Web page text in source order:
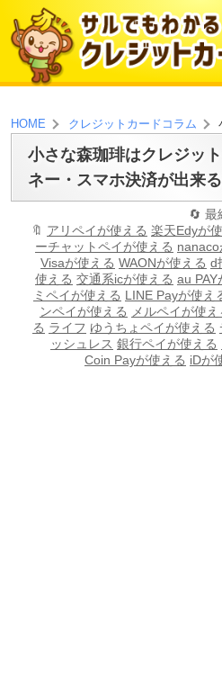
HOME クレジットカードコラム
小さな森珈琲はクレジッ
ネー・スマホ決済が出来る
最
アリペイが使える 楽天Edyが
ーチャットペイが使える nanaco
Visaが使える WAONが使える d
使える 交通系icが使える au PAY
ミペイが使える LINE Payが使え
ンペイが使える メルペイが使え
る ライフ ゆうちょペイが使える
ッシュレス 銀行ペイが使える
Coin Payが使える iDが